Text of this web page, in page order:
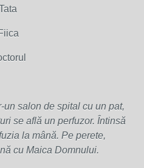
salon de spital cu un pat,
se află un perfuzor. Întinsă
la mână. Pe perete,
cu Maica Domnului.